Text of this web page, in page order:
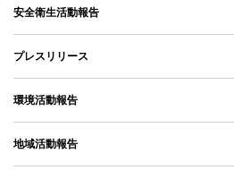
安全衛生活動報告
プレスリリース
環境活動報告
地域活動報告